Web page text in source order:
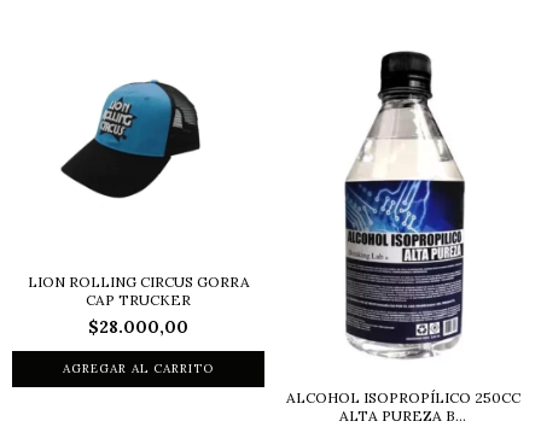
LION ROLLING CIRCUS GORRA
CAP TRUCKER
$28.000,00
ALCOHOL ISOPROPÍLICO 250CC
ALTA PUREZA B...